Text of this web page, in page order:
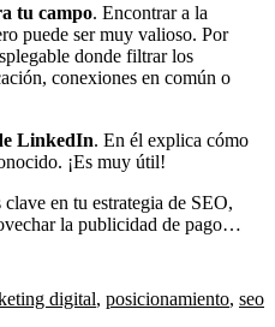
tu campo. Encontrar a la
puede ser muy valioso. Por
donde filtrar los
conexiones en común o
LinkedIn. En él explica cómo
¡Es muy útil!
en tu estrategia de SEO,
la publicidad de pago…
digital, posicionamiento, seo